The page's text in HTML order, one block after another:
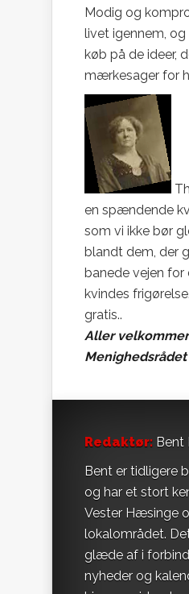
Modig og
livet igennem, og
køb på de ideer,
mærkesager for
en spændende
som vi ikke bør
blandt dem, der
banede vejen for
kvindes
gratis..
Aller
Menighedsrådet
Redaktør: Bent
Bent er tidligere
og har et stort
Vester Hæsinge
lokalområdet.
glæde af i
nyheder og